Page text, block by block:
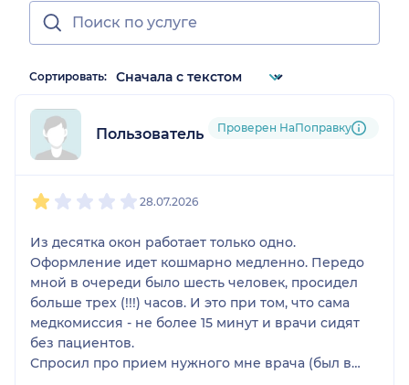
Сортировать:
Пользователь НаПоправку
Проверен НаПоправку
28.07.2026
Из десятка окон работает только одно.
Оформление идет кошмарно медленно. Передо
мной в очереди было шесть человек, просидел
больше трех (!!!) часов. И это при том, что сама
медкомиссия - не более 15 минут и врачи сидят
без пациентов.
Спросил про прием нужного мне врача (был в